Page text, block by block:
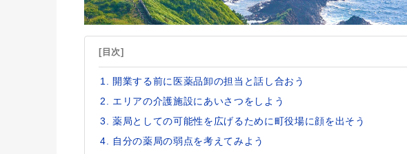
[目次]
開業する前に医薬品卸の担当と話し合おう
エリアの介護施設にあいさつをしよう
薬局としての可能性を広げるために町役場に顔を出そう
自分の薬局の弱点を考えてみよう